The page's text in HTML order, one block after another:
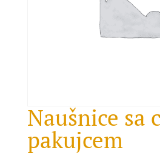
Naušnice sa
pakujcem